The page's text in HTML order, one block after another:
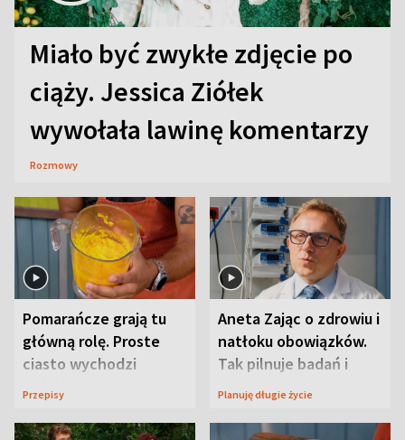
Miało być zwykłe zdjęcie po
ciąży. Jessica Ziółek
wywołała lawinę komentarzy
Rozmowy
Pomarańcze grają tu
główną rolę. Proste
ciasto wychodzi
wyjątkowo wilgotne
Przepisy
Aneta Zając o zdrowiu i
natłoku obowiązków.
Tak pilnuje badań i
wizyt
Planuję długie życie